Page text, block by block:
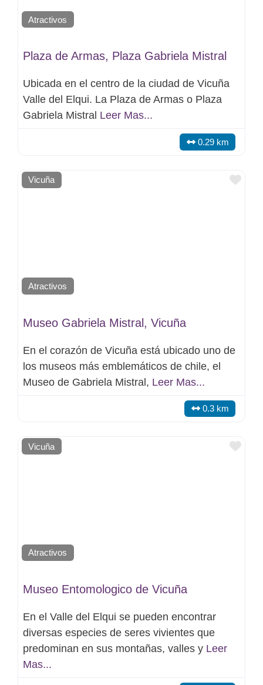
Atractivos
Plaza de Armas, Plaza Gabriela Mistral
Ubicada en el centro de la ciudad de Vicuña
Valle del Elqui. La Plaza de Armas o Plaza
Gabriela Mistral Leer Mas...
0.29 km
Vicuña
Atractivos
Museo Gabriela Mistral, Vicuña
En el corazón de Vicuña está ubicado uno de
los museos más emblemáticos de chile, el
Museo de Gabriela Mistral, Leer Mas...
0.3 km
Vicuña
Atractivos
Museo Entomologico de Vicuña
En el Valle del Elqui se pueden encontrar
diversas especies de seres vivientes que
predominan en sus montañas, valles y Leer
Mas...